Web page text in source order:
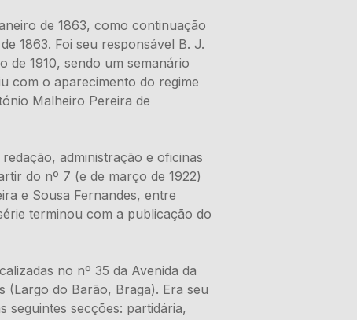
de 1863, como continuação
1863. Foi seu responsável B. J.
de 1910, sendo um semanário
com o aparecimento do regime
Malheiro Pereira de
administração e oficinas
do nº 7 (e de março de 1922)
e Sousa Fernandes, entre
terminou com a publicação do
no nº 35 da Avenida da
(Largo do Barão, Braga). Era seu
secções: partidária,